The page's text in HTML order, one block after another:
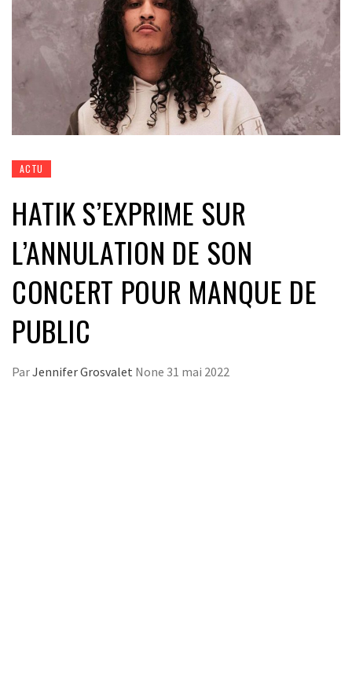
ACTU
HATIK S’EXPRIME SUR
L’ANNULATION DE SON
CONCERT POUR MANQUE DE
PUBLIC
ParJennifer Grosvalet None 31 mai 2022